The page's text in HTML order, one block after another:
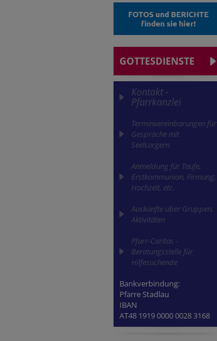
GOTTESDIENSTE
Kontakt -
Pfarrkanzlei
Terminvereinbarungen für
Gespräche mit
Seelsorgern
Anmeldung für Taufe,
Erstkommunion, Firmung,
Hochzeit, etc.
Auskünfte über Gruppen,
Aktivitäten
Pfarr-Caritas -
Beratungsstelle für
Hilfesuchende
Bankverbindung:
Pfarre Stadlau
IBAN
AT48 1919 0000 0028 3168